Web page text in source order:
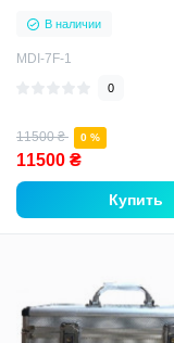
В наличии
MDI-7F-1
0
11500 ₴ 0 %
11500 ₴
Купить